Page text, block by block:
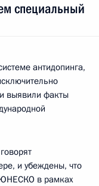
специальный
антидопинга,
выявили факты
и убеждены, что
ЮНЕСКО в рамках